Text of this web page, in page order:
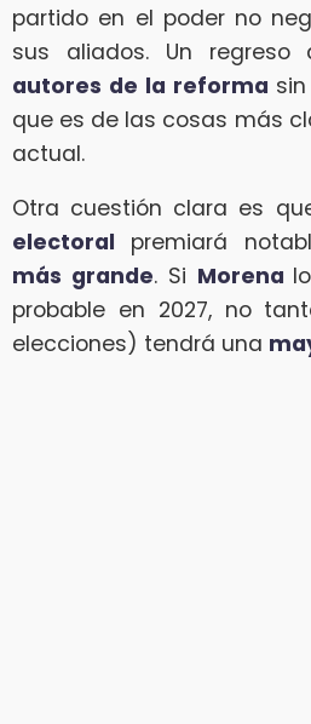
partido en el poder no
sus aliados. Un
autores de la reforma
que es de las cosas más
actual.
Otra cuestión clara es
electoral premiará
más grande. Si Morena
probable en 2027, no
elecciones) tendrá una